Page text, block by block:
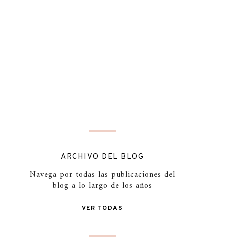
ARCHIVO DEL BLOG
Navega por todas las publicaciones del
blog a lo largo de los años
VER TODAS